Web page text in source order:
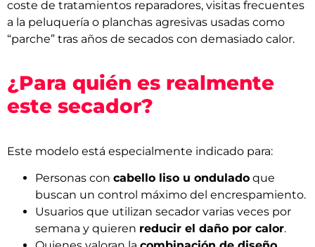
coste de tratamientos reparadores, visitas frecuentes
a la peluquería o planchas agresivas usadas como
“parche” tras años de secados con demasiado calor.
¿Para quién es realmente
este secador?
Este modelo está especialmente indicado para:
Personas con cabello liso u ondulado que
buscan un control máximo del encrespamiento.
Usuarios que utilizan secador varias veces por
semana y quieren reducir el daño por calor.